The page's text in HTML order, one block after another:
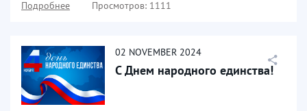
Подробнее Просмотров: 1111
02 NOVEMBER 2024
С Днем народного единства!